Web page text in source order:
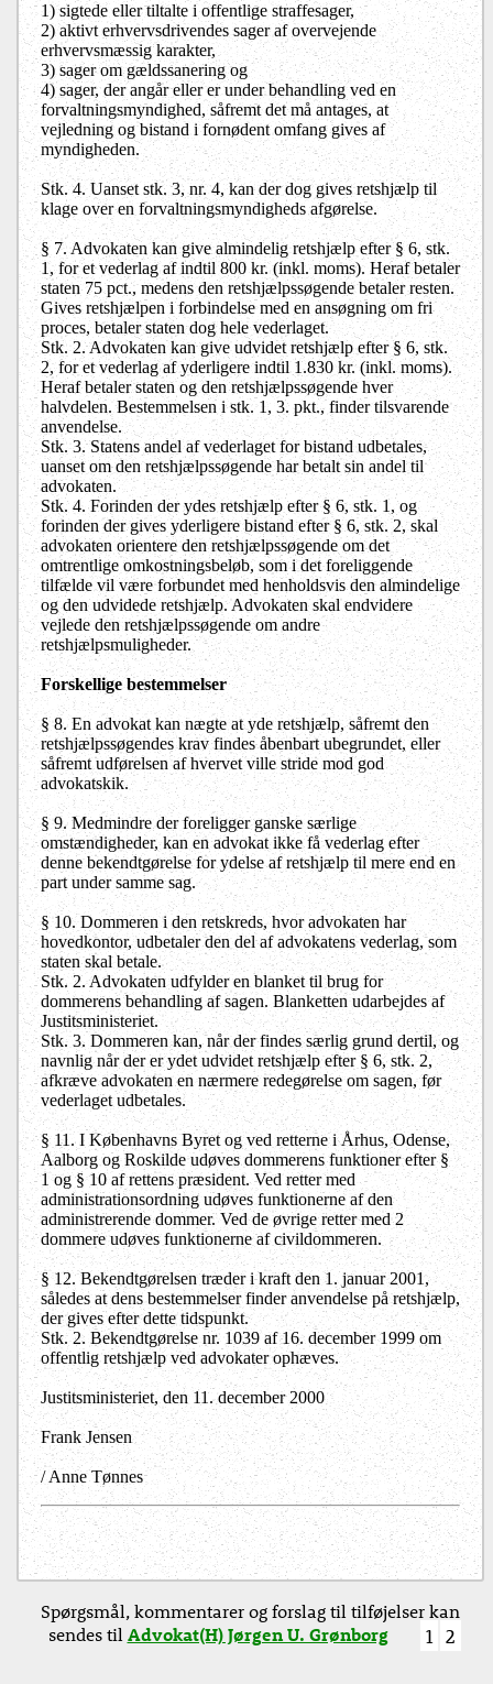
1) sigtede eller tiltalte i offentlige straffesager,
2) aktivt erhvervsdrivendes sager af overvejende
erhvervsmæssig karakter,
3) sager om gældssanering og
4) sager, der angår eller er under behandling ved en
forvaltningsmyndighed, såfremt det må antages, at
vejledning og bistand i fornødent omfang gives af
myndigheden.
Stk. 4. Uanset stk. 3, nr. 4, kan der dog gives retshjælp til
klage over en forvaltningsmyndigheds afgørelse.
§ 7. Advokaten kan give almindelig retshjælp efter § 6, stk.
1, for et vederlag af indtil 800 kr. (inkl. moms). Heraf betaler
staten 75 pct., medens den retshjælpssøgende betaler resten.
Gives retshjælpen i forbindelse med en ansøgning om fri
proces, betaler staten dog hele vederlaget.
Stk. 2. Advokaten kan give udvidet retshjælp efter § 6, stk.
2, for et vederlag af yderligere indtil 1.830 kr. (inkl. moms).
Heraf betaler staten og den retshjælpssøgende hver
halvdelen. Bestemmelsen i stk. 1, 3. pkt., finder tilsvarende
anvendelse.
Stk. 3. Statens andel af vederlaget for bistand udbetales,
uanset om den retshjælpssøgende har betalt sin andel til
advokaten.
Stk. 4. Forinden der ydes retshjælp efter § 6, stk. 1, og
forinden der gives yderligere bistand efter § 6, stk. 2, skal
advokaten orientere den retshjælpssøgende om det
omtrentlige omkostningsbeløb, som i det foreliggende
tilfælde vil være forbundet med henholdsvis den almindelige
og den udvidede retshjælp. Advokaten skal endvidere
vejlede den retshjælpssøgende om andre
retshjælpsmuligheder.
Forskellige bestemmelser
§ 8. En advokat kan nægte at yde retshjælp, såfremt den
retshjælpssøgendes krav findes åbenbart ubegrundet, eller
såfremt udførelsen af hvervet ville stride mod god
advokatskik.
§ 9. Medmindre der foreligger ganske særlige
omstændigheder, kan en advokat ikke få vederlag efter
denne bekendtgørelse for ydelse af retshjælp til mere end en
part under samme sag.
§ 10. Dommeren i den retskreds, hvor advokaten har
hovedkontor, udbetaler den del af advokatens vederlag, som
staten skal betale.
Stk. 2. Advokaten udfylder en blanket til brug for
dommerens behandling af sagen. Blanketten udarbejdes af
Justitsministeriet.
Stk. 3. Dommeren kan, når der findes særlig grund dertil, og
navnlig når der er ydet udvidet retshjælp efter § 6, stk. 2,
afkræve advokaten en nærmere redegørelse om sagen, før
vederlaget udbetales.
§ 11. I Københavns Byret og ved retterne i Århus, Odense,
Aalborg og Roskilde udøves dommerens funktioner efter §
1 og § 10 af rettens præsident. Ved retter med
administrationsordning udøves funktionerne af den
administrerende dommer. Ved de øvrige retter med 2
dommere udøves funktionerne af civildommeren.
§ 12. Bekendtgørelsen træder i kraft den 1. januar 2001,
således at dens bestemmelser finder anvendelse på retshjælp,
der gives efter dette tidspunkt.
Stk. 2. Bekendtgørelse nr. 1039 af 16. december 1999 om
offentlig retshjælp ved advokater ophæves.
Justitsministeriet, den 11. december 2000
Frank Jensen
/ Anne Tønnes
Spørgsmål, kommentarer og forslag til tilføjelser kan
sendes tilAdvokat(H) Jørgen U. Grønborg 1 2